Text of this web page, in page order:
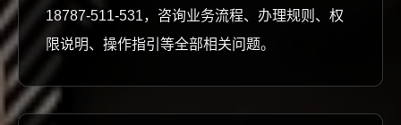
18787-511-531，咨询业务流程、办理规则、权
限说明、操作指引等全部相关问题。